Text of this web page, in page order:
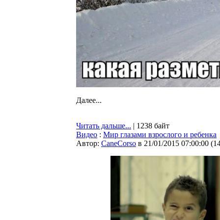
Далее...
Читать дальше... | 1238 байт
Видео : Мир глазами взрослого и ребенка
Автор: CaneCorso в 21/01/2015 07:00:00 (